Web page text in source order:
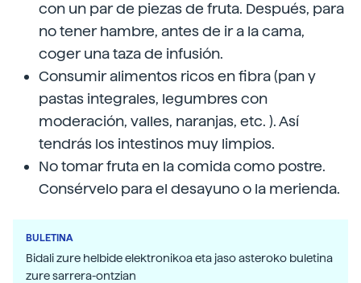
con un par de piezas de fruta. Después, para
no tener hambre, antes de ir a la cama,
coger una taza de infusión.
Consumir alimentos ricos en fibra (pan y
pastas integrales, legumbres con
moderación, valles, naranjas, etc. ). Así
tendrás los intestinos muy limpios.
No tomar fruta en la comida como postre.
Consérvelo para el desayuno o la merienda.
BULETINA
Bidali zure helbide elektronikoa eta jaso asteroko buletina
zure sarrera-ontzian